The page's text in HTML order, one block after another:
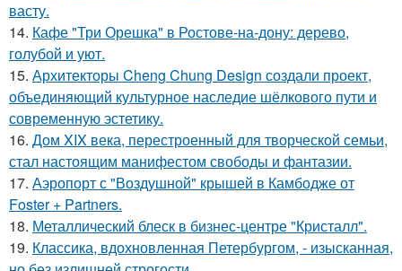
васту.
14. Кафе "Три Орешка" в Ростове-на-дону: дерево,
голубой и уют.
15. Архитекторы Cheng Chung Design создали проект,
объединяющий культурное наследие шёлкового пути и
современную эстетику.
16. Дом XIX века, перестроенный для творческой семьи,
стал настоящим манифестом свободы и фантазии.
17. Аэропорт с "Воздушной" крышей в Камбодже от
Foster + Partners.
18. Металлический блеск в бизнес-центре "Кристалл".
19. Классика, вдохновленная Петербургом, - изысканная,